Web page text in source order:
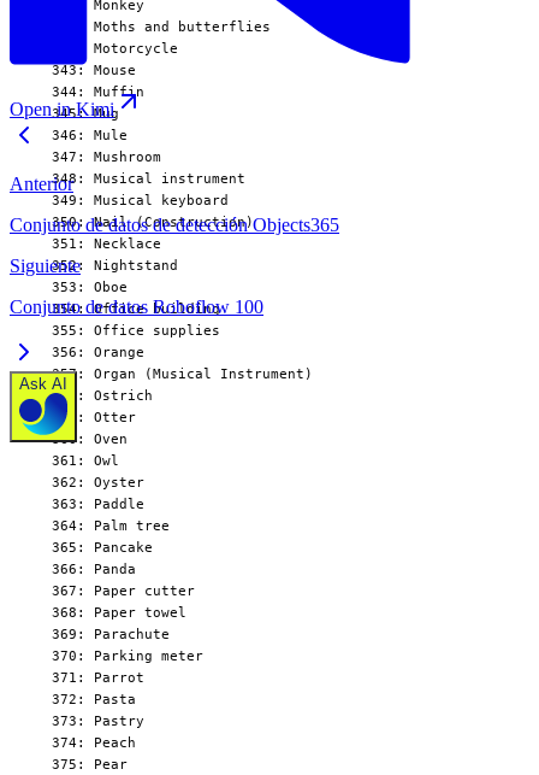
Open in Kimi
Anterior
Conjunto de datos de detección Objects365
Siguiente
Conjunto de datos Roboflow 100
Ask AI